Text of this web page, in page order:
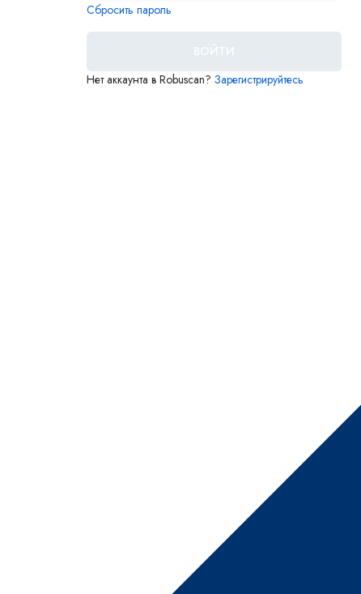
Сбросить пароль
ВОЙТИ
Нет аккаунта в Robuscan? Зарегистрируйтесь